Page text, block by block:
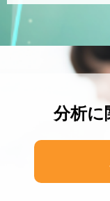
分析に